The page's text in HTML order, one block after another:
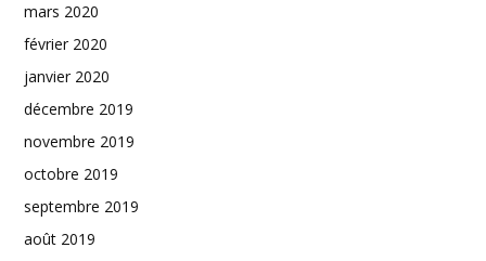
mars 2020
février 2020
janvier 2020
décembre 2019
novembre 2019
octobre 2019
septembre 2019
août 2019